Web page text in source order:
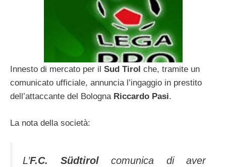
Innesto di mercato per il Sud Tirol che, tramite un
comunicato ufficiale, annuncia l’ingaggio in prestito
dell’attaccante del Bologna Riccardo Pasi.
La nota della società:
L’F.C. Südtirolcomunica di aver